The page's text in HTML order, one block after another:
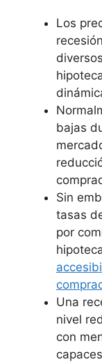
Los
bajas
Sin
tasas
por
Una
nivel
con